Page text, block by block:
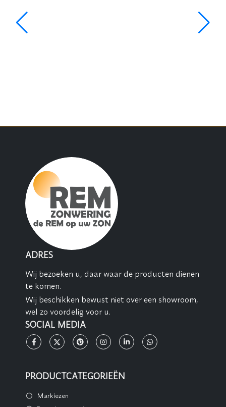
ADRES
Wij bezoeken u, daar waar de producten dienen
te komen.
Wij beschikken bewust niet over een showroom,
wel zo voordelig voor u.
SOCIAL MEDIA
PRODUCTCATEGORIEËN
Markiezen